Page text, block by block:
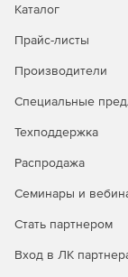
Каталог
Прайс-листы
Производители
Специальные
Техподдержка
Распродажа
Семинары и
Стать партнером
Вход в ЛК